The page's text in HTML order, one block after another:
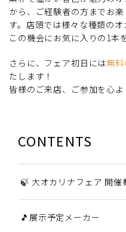
から、ご経験者の方までお
す。店頭では様々な種類の
この機会にお気に入りの1本
さらに、フェア初日には無
たします！
皆様のご来店、ご参加を心
CONTENTS
🍃 大オカリナフェア 開催
🎵展示予定メーカー